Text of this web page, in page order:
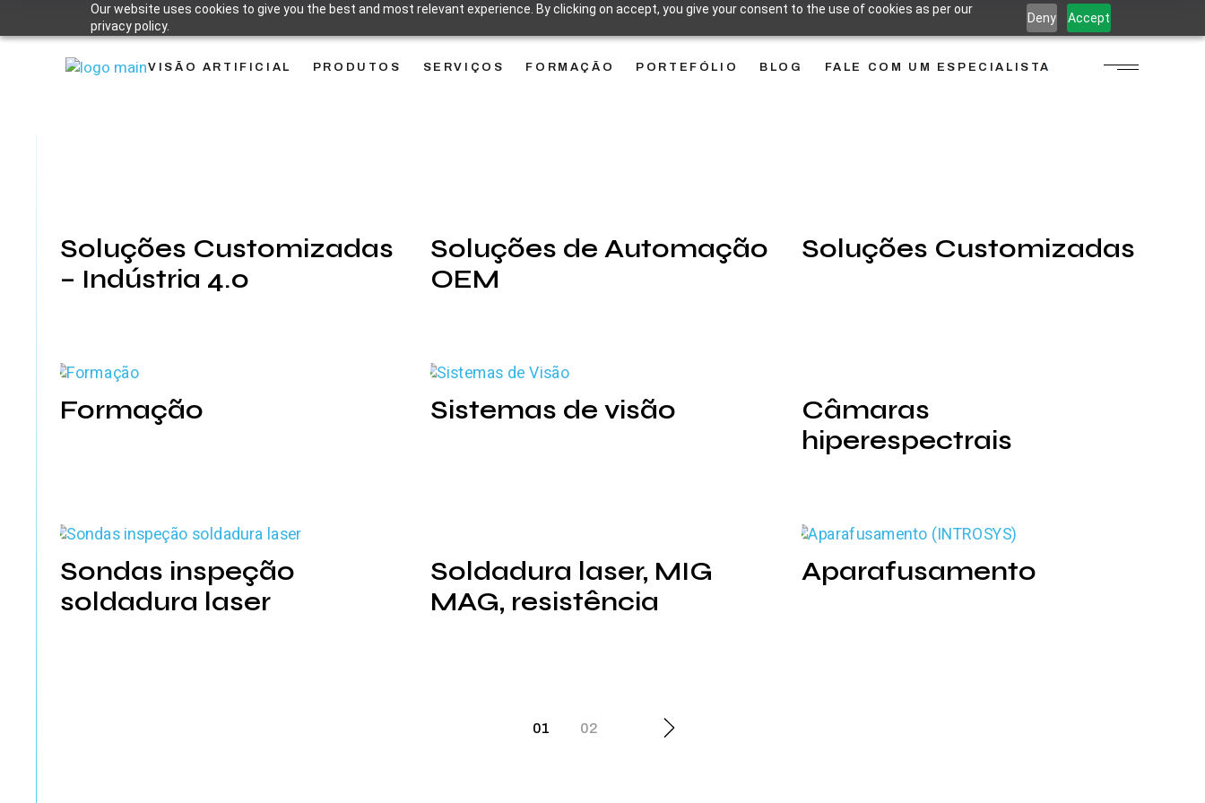
Our website uses cookies to give you the best and most relevant experience. By clicking on accept, you give your consent to the use of cookies as per our
privacy policy.
Deny Accept
the
VISÃO ARTIFICIAL PRODUTOS SERVIÇOS FORMAÇÃO PORTEFÓLIO BLOG FALE COM UM ESPECIALISTA
Soluções Customizadas
– Indústria 4.0
Soluções de Automação
OEM
Soluções Customizadas
Formação Sistemas de visão
Câmaras
hiperespectrais
Sondas inspeção
soldadura laser
Soldadura laser, MIG
MAG, resistência
Aparafusamento
01 02